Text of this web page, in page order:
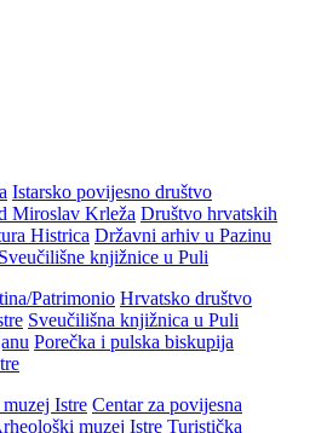
Istarsko povijesno društvo
Miroslav Krleža Društvo hrvatskih
Histrica Državni arhiv u Pazinu
knjižnice u Puli
Patrimonio Hrvatsko društvo
Sveučilišna knjižnica u Puli
Porečka i pulska biskupija
Istre Centar za povijesna
muzej Istre Turistička